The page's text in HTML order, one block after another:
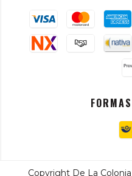
Copyright De La